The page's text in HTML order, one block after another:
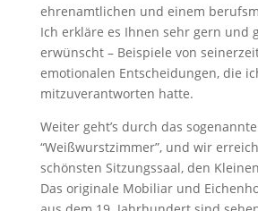
ehrenamtlichen und einem
Ich erkläre es Ihnen sehr gern und
erwünscht – Beispiele von
emotionalen Entscheidungen, die
mitzuverantworten hatte.
Weiter geht’s durch das sogenannte
“Weißwurstzimmer”, und wir
schönsten Sitzungssaal, den
Das originale Mobiliar und